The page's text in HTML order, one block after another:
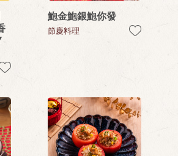
鮑金鮑銀鮑你發
節慶料理